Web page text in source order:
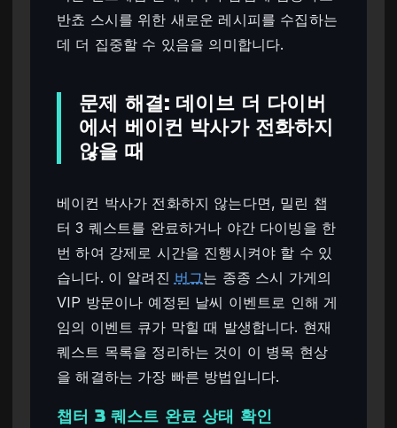
반쵸 스시를 위한 새로운 레시피를 수집하는
데 더 집중할 수 있음을 의미합니다.
문제 해결: 데이브 더 다이버
에서 베이컨 박사가 전화하지
않을 때
베이컨 박사가 전화하지 않는다면, 밀린 챕
터 3 퀘스트를 완료하거나 야간 다이빙을 한
번 하여 강제로 시간을 진행시켜야 할 수 있
습니다. 이 알려진 버그는 종종 스시 가게의
VIP 방문이나 예정된 날씨 이벤트로 인해 게
임의 이벤트 큐가 막힐 때 발생합니다. 현재
퀘스트 목록을 정리하는 것이 이 병목 현상
을 해결하는 가장 빠른 방법입니다.
챕터 3 퀘스트 완료 상태 확인